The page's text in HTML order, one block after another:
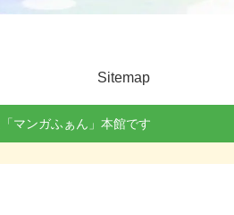
Sitemap
マンガふぁん」本館です